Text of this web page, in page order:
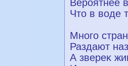
Вероятнeе
Чтo в воде
Много
Раздают
А звереκ